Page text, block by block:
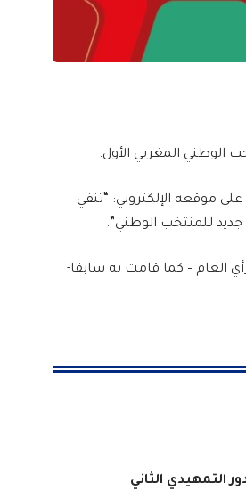
الوطني المغربي الأول.
بلاغا اليوم الخميس 26 فبراير الجاري، على موقعه الإلكتروني: “تنفي
جديد للمنتخب الوطني”.
العام – كما قامت به سابقا-
التمهيدي الثاني